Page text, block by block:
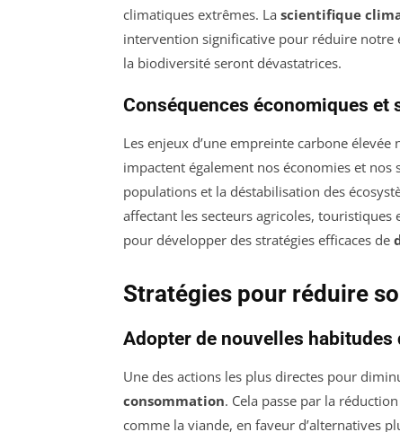
climatiques extrêmes. La scientifique
intervention significative pour réduire notre
la biodiversité seront dévastatrices.
Conséquences économiques et
Les enjeux d’une empreinte carbone
impactent également nos économies et nos
populations et la déstabilisation des
affectant les secteurs agricoles,
pour développer des stratégies efficaces de
Stratégies pour réduire
Adopter de nouvelles habitudes
Une des actions les plus directes pour
consommation. Cela passe par la
comme la viande, en faveur d’alternatives